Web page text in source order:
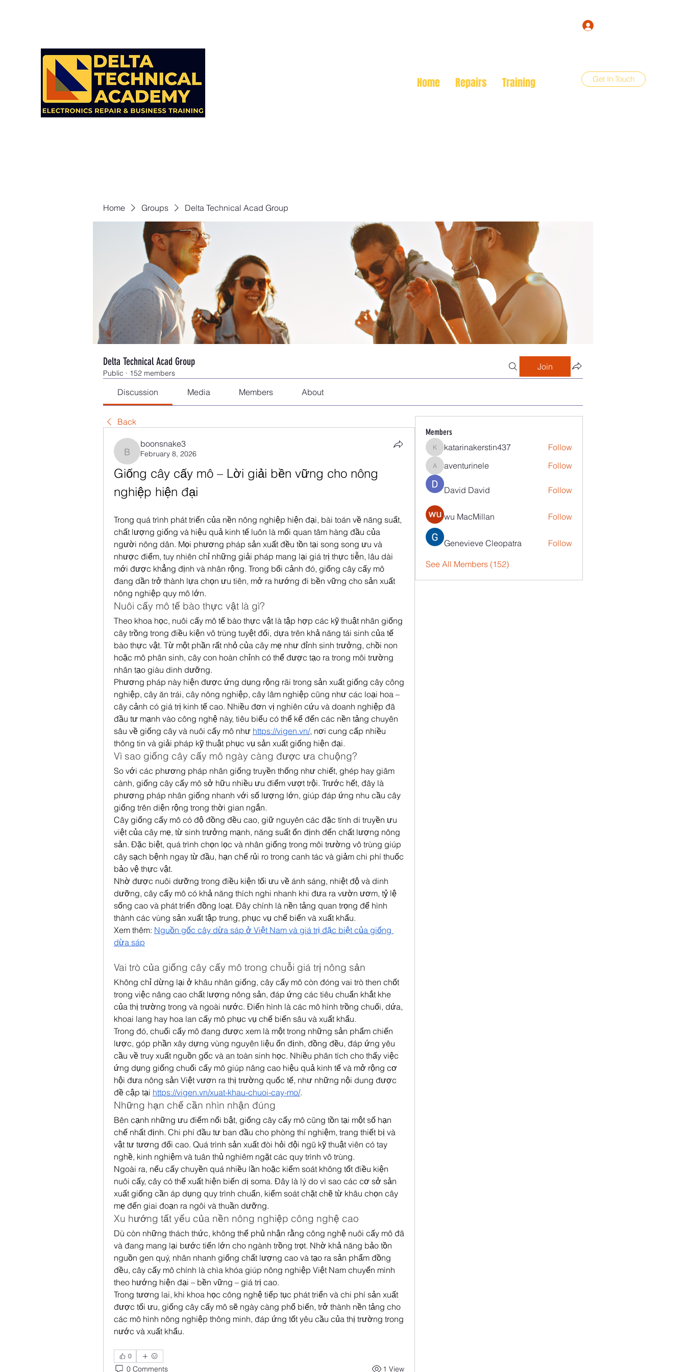
Home Repairs Training Get In Touch
Home Groups Delta Technical Acad Group
Delta Technical Acad Group
Public · 152 members
Join
Discussion Media Members About
Back
boonsnake3
boonsnake3
February 8, 2026
Giống cây cấy mô – Lời giải bền vững cho nông
nghiệp hiện đại
Trong quá trình phát triển của nền nông nghiệp hiện đại, bài toán về năng suất,
chất lượng giống và hiệu quả kinh tế luôn là mối quan tâm hàng đầu của
người nông dân. Mọi phương pháp sản xuất đều tồn tại song song ưu và
nhược điểm, tuy nhiên chỉ những giải pháp mang lại giá trị thực tiễn, lâu dài
mới được khẳng định và nhân rộng. Trong bối cảnh đó, giống cây cấy mô
đang dần trở thành lựa chọn ưu tiên, mở ra hướng đi bền vững cho sản xuất
nông nghiệp quy mô lớn.
Nuôi cấy mô tế bào thực vật là gì?
Theo khoa học, nuôi cấy mô tế bào thực vật là tập hợp các kỹ thuật nhân giống
cây trồng trong điều kiện vô trùng tuyệt đối, dựa trên khả năng tái sinh của tế
bào thực vật. Từ một phần rất nhỏ của cây mẹ như đỉnh sinh trưởng, chồi non
hoặc mô phân sinh, cây con hoàn chỉnh có thể được tạo ra trong môi trường
nhân tạo giàu dinh dưỡng.
Phương pháp này hiện được ứng dụng rộng rãi trong sản xuất giống cây công
nghiệp, cây ăn trái, cây nông nghiệp, cây lâm nghiệp cũng như các loại hoa –
cây cảnh có giá trị kinh tế cao. Nhiều đơn vị nghiên cứu và doanh nghiệp đã
đầu tư mạnh vào công nghệ này, tiêu biểu có thể kể đến các nền tảng chuyên
sâu về giống cây và nuôi cấy mô như https://vigen.vn/, nơi cung cấp nhiều
thông tin và giải pháp kỹ thuật phục vụ sản xuất giống hiện đại.
Vì sao giống cây cấy mô ngày càng được ưa chuộng?
So với các phương pháp nhân giống truyền thống như chiết, ghép hay giâm
cành, giống cây cấy mô sở hữu nhiều ưu điểm vượt trội. Trước hết, đây là
phương pháp nhân giống nhanh với số lượng lớn, giúp đáp ứng nhu cầu cây
giống trên diện rộng trong thời gian ngắn.
Cây giống cấy mô có độ đồng đều cao, giữ nguyên các đặc tính di truyền ưu
việt của cây mẹ, từ sinh trưởng mạnh, năng suất ổn định đến chất lượng nông
sản. Đặc biệt, quá trình chọn lọc và nhân giống trong môi trường vô trùng giúp
cây sạch bệnh ngay từ đầu, hạn chế rủi ro trong canh tác và giảm chi phí thuốc
bảo vệ thực vật.
Nhờ được nuôi dưỡng trong điều kiện tối ưu về ánh sáng, nhiệt độ và dinh
dưỡng, cây cấy mô có khả năng thích nghi nhanh khi đưa ra vườn ươm, tỷ lệ
sống cao và phát triển đồng loạt. Đây chính là nền tảng quan trọng để hình
thành các vùng sản xuất tập trung, phục vụ chế biến và xuất khẩu.
Xem thêm: Nguồn gốc cây dừa sáp ở Việt Nam và giá trị đặc biệt của giống
dừa sáp
Vai trò của giống cây cấy mô trong chuỗi giá trị nông sản
Không chỉ dừng lại ở khâu nhân giống, cây cấy mô còn đóng vai trò then chốt
trong việc nâng cao chất lượng nông sản, đáp ứng các tiêu chuẩn khắt khe
của thị trường trong và ngoài nước. Điển hình là các mô hình trồng chuối, dứa,
khoai lang hay hoa lan cấy mô phục vụ chế biến sâu và xuất khẩu.
Trong đó, chuối cấy mô đang được xem là một trong những sản phẩm chiến
lược, góp phần xây dựng vùng nguyên liệu ổn định, đồng đều, đáp ứng yêu
cầu về truy xuất nguồn gốc và an toàn sinh học. Nhiều phân tích cho thấy việc
ứng dụng giống chuối cấy mô giúp nâng cao hiệu quả kinh tế và mở rộng cơ
hội đưa nông sản Việt vươn ra thị trường quốc tế, như những nội dung được
đề cập tại https://vigen.vn/xuat-khau-chuoi-cay-mo/.
Những hạn chế cần nhìn nhận đúng
Bên cạnh những ưu điểm nổi bật, giống cây cấy mô cũng tồn tại một số hạn
chế nhất định. Chi phí đầu tư ban đầu cho phòng thí nghiệm, trang thiết bị và
vật tư tương đối cao. Quá trình sản xuất đòi hỏi đội ngũ kỹ thuật viên có tay
nghề, kinh nghiệm và tuân thủ nghiêm ngặt các quy trình vô trùng.
Ngoài ra, nếu cấy chuyền quá nhiều lần hoặc kiểm soát không tốt điều kiện
nuôi cấy, cây có thể xuất hiện biến dị soma. Đây là lý do vì sao các cơ sở sản
xuất giống cần áp dụng quy trình chuẩn, kiểm soát chặt chẽ từ khâu chọn cây
mẹ đến giai đoạn ra ngôi và thuần dưỡng.
Xu hướng tất yếu của nền nông nghiệp công nghệ cao
Dù còn những thách thức, không thể phủ nhận rằng công nghệ nuôi cấy mô đã
và đang mang lại bước tiến lớn cho ngành trồng trọt. Nhờ khả năng bảo tồn
nguồn gen quý, nhân nhanh giống chất lượng cao và tạo ra sản phẩm đồng
đều, cây cấy mô chính là chìa khóa giúp nông nghiệp Việt Nam chuyển mình
theo hướng hiện đại – bền vững – giá trị cao.
Trong tương lai, khi khoa học công nghệ tiếp tục phát triển và chi phí sản xuất
được tối ưu, giống cây cấy mô sẽ ngày càng phổ biến, trở thành nền tảng cho
các mô hình nông nghiệp thông minh, đáp ứng tốt yêu cầu của thị trường trong
nước và xuất khẩu.
0
0 Comments 1 View
Members
katarinakerstin437
katarinakerstin437 Follow
aventurinele
aventurinele Follow
David David Follow
wu MacMillan Follow
Genevieve Cleopatra Follow
See All Members (152)